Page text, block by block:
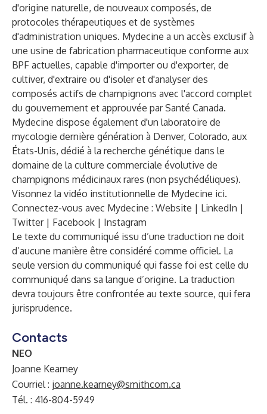
d'origine naturelle, de nouveaux composés, de
protocoles thérapeutiques et de systèmes
d'administration uniques. Mydecine a un accès exclusif à
une usine de fabrication pharmaceutique conforme aux
BPF actuelles, capable d'importer ou d'exporter, de
cultiver, d'extraire ou d'isoler et d'analyser des
composés actifs de champignons avec l'accord complet
du gouvernement et approuvée par Santé Canada.
Mydecine dispose également d'un laboratoire de
mycologie dernière génération à Denver, Colorado, aux
États-Unis, dédié à la recherche génétique dans le
domaine de la culture commerciale évolutive de
champignons médicinaux rares (non psychédéliques).
Visonnez la vidéo institutionnelle de Mydecine ici.
Connectez-vous avec Mydecine : Website | LinkedIn |
Twitter| Facebook | Instagram
Le texte du communiqué issu d’une traduction ne doit
d’aucune manière être considéré comme officiel. La
seule version du communiqué qui fasse foi est celle du
communiqué dans sa langue d’origine. La traduction
devra toujours être confrontée au texte source, qui fera
jurisprudence.
Contacts
NEO
Joanne Kearney
Courriel : joanne.kearney@smithcom.ca
Tél. : 416-804-5949